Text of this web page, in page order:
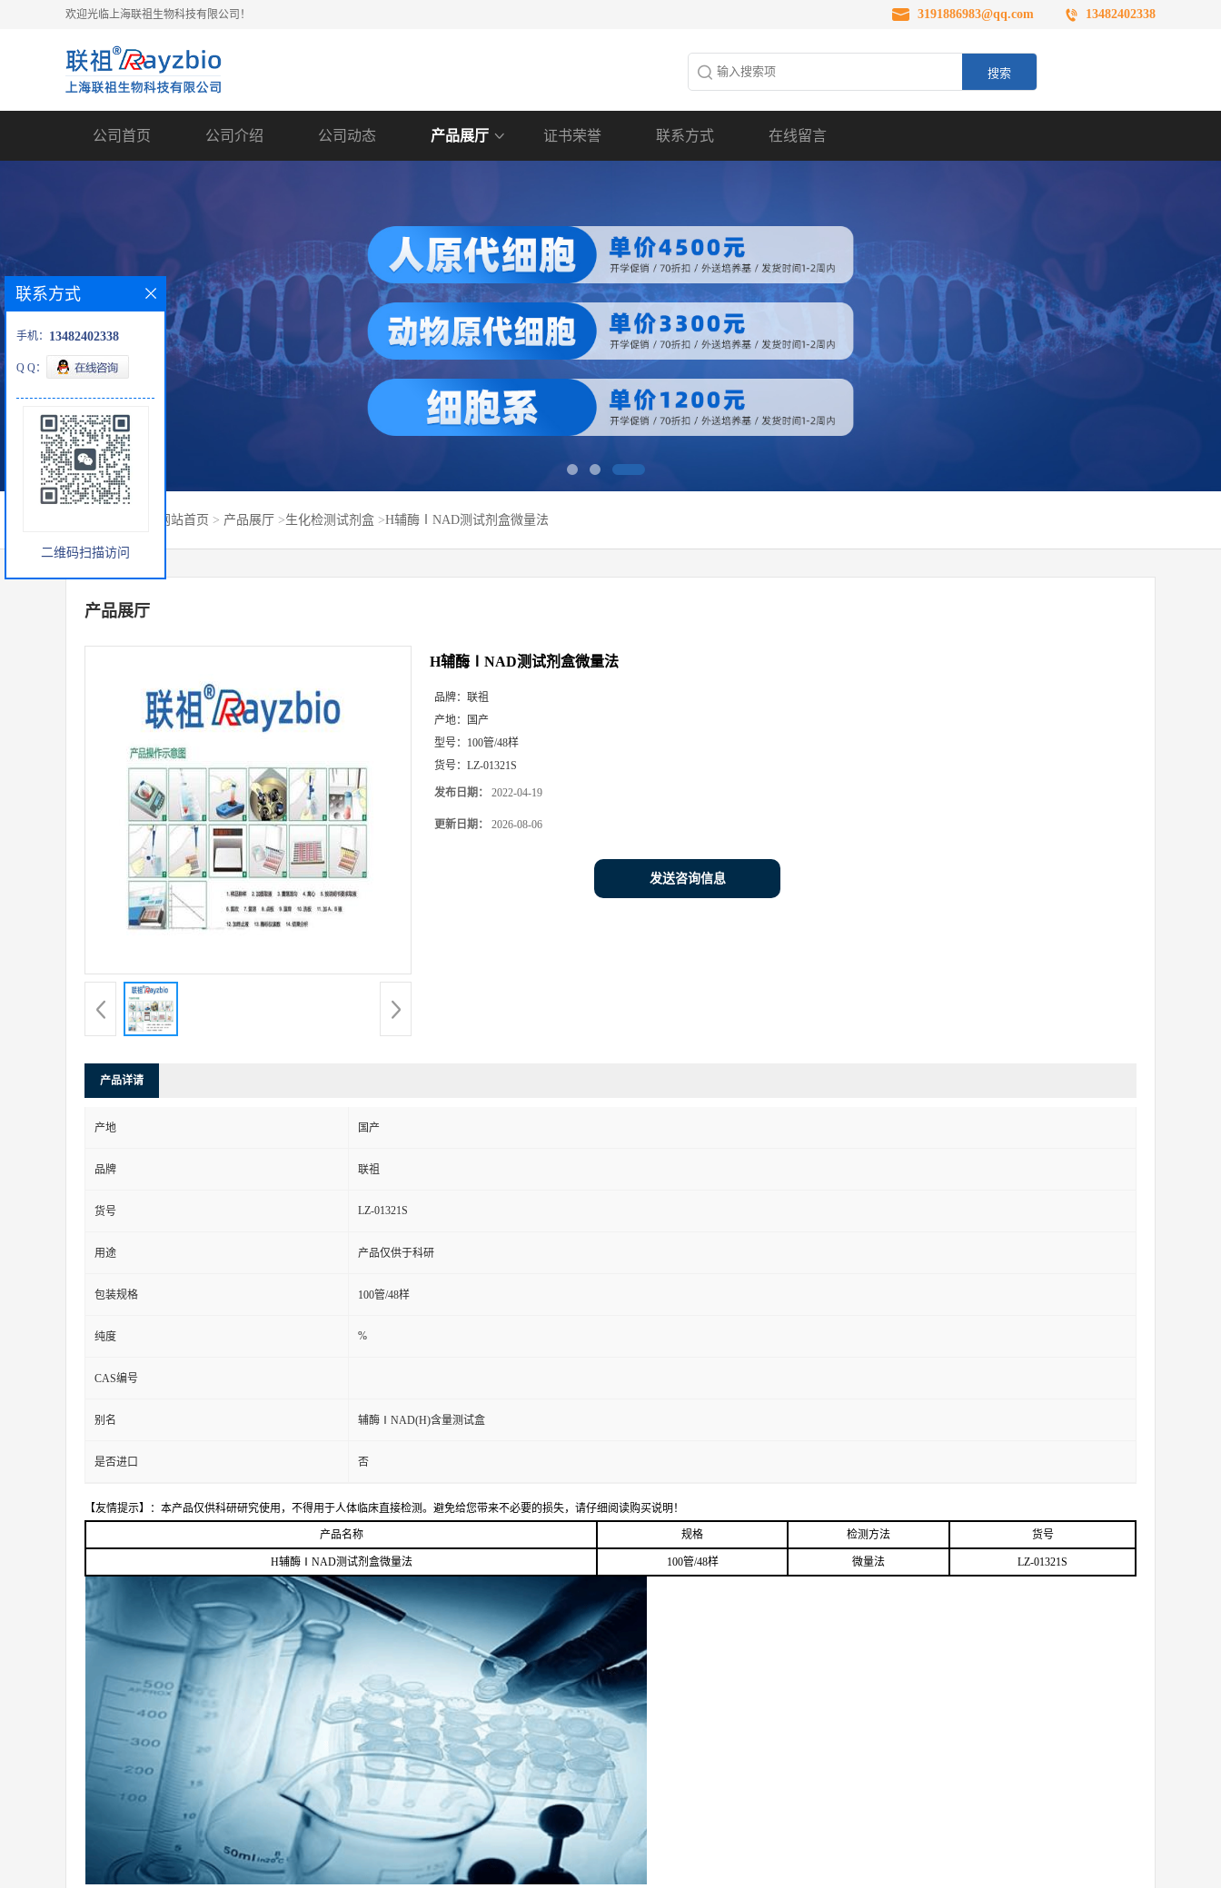
欢迎光临上海联祖生物科技有限公司！ 3191886983@qq.com 13482402338
公司首页 公司介绍 公司动态 产品展厅 证书荣誉 联系方式 在线留言
网站首页 > 产品展厅 >生化检测试剂盒 >H辅酶ⅠNAD测试剂盒微量法
产品展厅
H辅酶ⅠNAD测试剂盒微量法
品牌： 联祖
产地：
国产
型号： 100管/48样
货号： LZ-01321S
发布日期： 2022-04-19
更新日期： 2026-08-06
发送咨询信息
产品详请
产地 国产
品牌 联祖
货号 LZ-01321S
用途 产品仅供于科研
包装规格 100管/48样
纯度 %
CAS编号
别名 辅酶ⅠNAD(H)含量测试盒
是否进口 否
【友情提示】：本产品仅供科研研究使用，不得用于人体临床直接检测。避免给您带来不必要的损失，请仔细阅读购买说明！
产品名称 规格 检测方法 货号
H辅酶ⅠNAD测试剂盒微量法 100管/48样 微量法 LZ-01321S
联系方式
手机： 13482402338
Q Q：
二维码扫描访问